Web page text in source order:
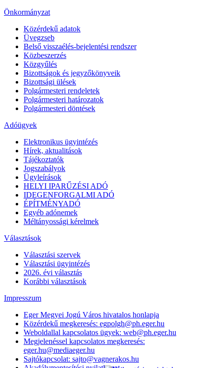
Önkormányzat
Közérdekű adatok
Üvegzseb
Belső visszaélés-bejelentési rendszer
Közbeszerzés
Közgyűlés
Bizottságok és jegyzőkönyveik
Bizottsági ülések
Polgármesteri rendeletek
Polgármesteri határozatok
Polgármesteri döntések
Adóügyek
Elektronikus ügyintézés
Hírek, aktualitások
Tájékoztatók
Jogszabályok
Ügyleírások
HELYI IPARŰZÉSI ADÓ
IDEGENFORGALMI ADÓ
ÉPÍTMÉNYADÓ
Egyéb adónemek
Méltányossági kérelmek
Választások
Választási szervek
Választási ügyintézés
2026. évi választás
Korábbi választások
Impresszum
Eger Megyei Jogú Város hivatalos honlapja
Közérdekű megkeresés: egpolgh@ph.eger.hu
Weboldallal kapcsolatos ügyek: web@ph.eger.hu
Megjelenéssel kapcsolatos megkeresés:
eger.hu@mediaeger.hu
Sajtókapcsolat: sajto@vagnerakos.hu